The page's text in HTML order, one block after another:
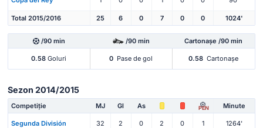
Total 2015/2016 25 6 0 7 0 0 1024'
/90 min /90 min Cartonașe /90 min
0.58 Goluri 0 Pase de gol 0.58 Cartonașe
Sezon 2014/2015
Competiție MJ Gl As PEN Minute
Segunda División 32 2 0 2 0 1 1264'